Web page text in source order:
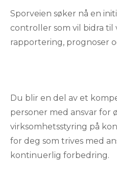
Sporveien søker nå en
controller som vil bidra til
rapportering, prognoser
Du blir en del av et
personer med ansvar for
virksomhetsstyring på
for deg som trives med
kontinuerlig forbedring.